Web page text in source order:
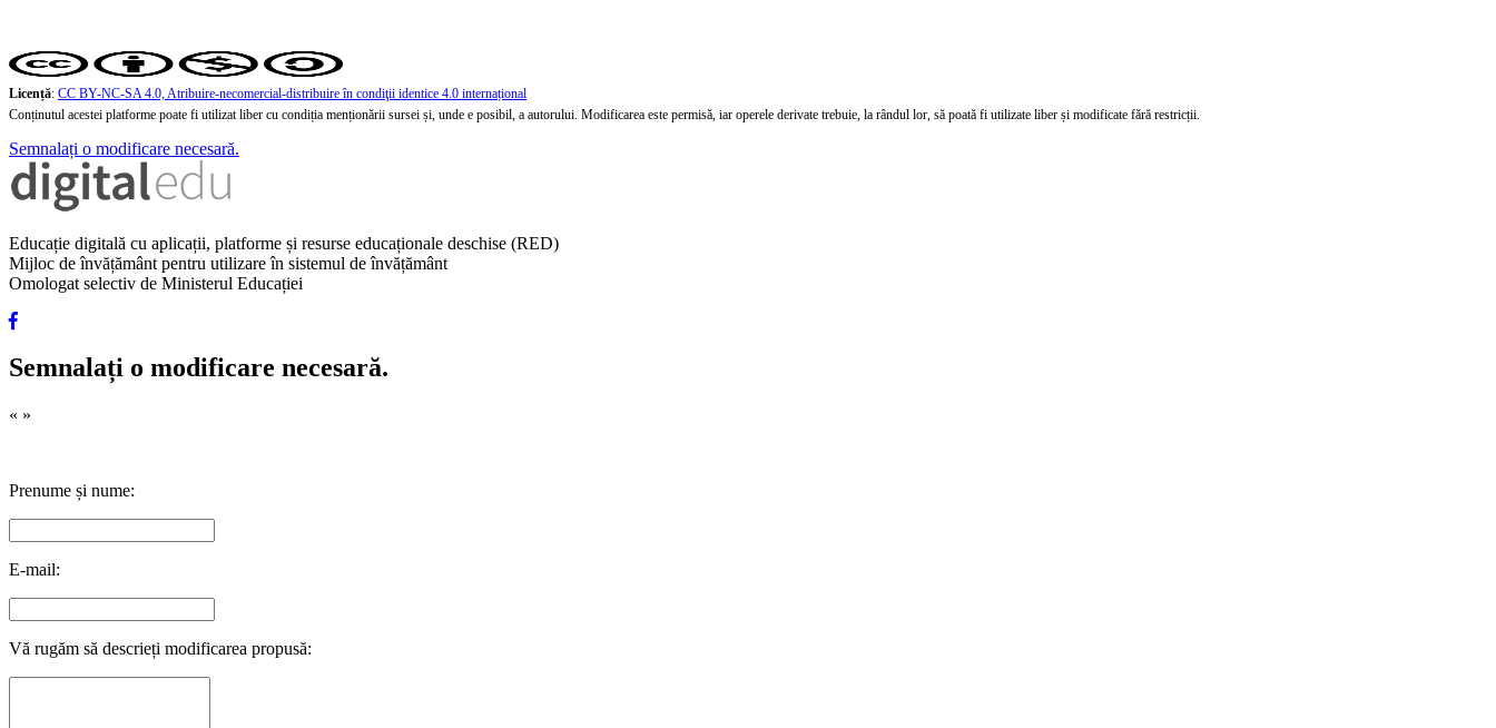
Licență: CC BY-NC-SA 4.0, Atribuire-necomercial-distribuire în condiţii identice 4.0 internațional
Conținutul acestei platforme poate fi utilizat liber cu condiția menționării sursei și, unde e posibil, a autorului. Modificarea este permisă, iar operele derivate trebuie, la rândul lor, să poată fi utilizate liber și modificate fără restricții.
Semnalați o modificare necesară.
Educație digitală cu aplicații, platforme și resurse educaționale deschise (RED)
Mijloc de învățământ pentru utilizare în sistemul de învățământ
Omologat selectiv de Ministerul Educației
Semnalați o modificare necesară.
« »
Prenume și nume:
E-mail:
Vă rugăm să descrieți modificarea propusă: